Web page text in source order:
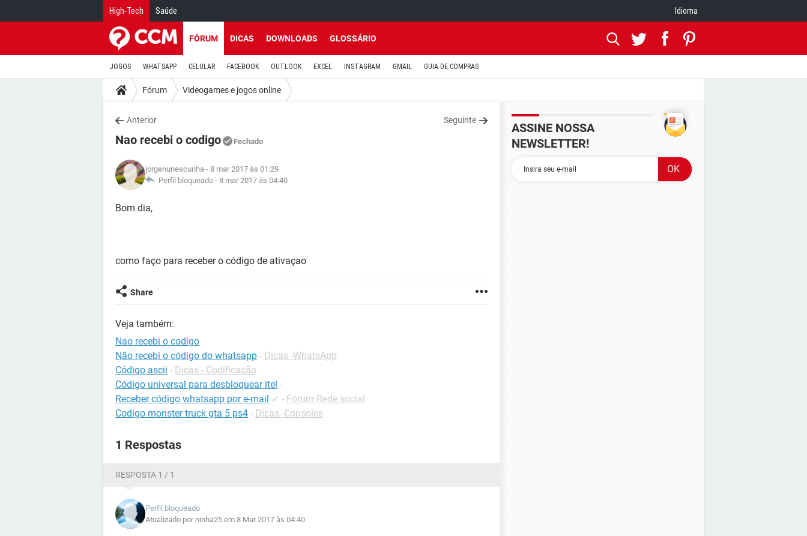
High-Tech Saúde Idioma
FÓRUM DICAS DOWNLOADS GLOSSÁRIO
JOGOS WHATSAPP CELULAR FACEBOOK OUTLOOK EXCEL INSTAGRAM GMAIL GUIA DE COMPRAS
Fórum Videogames e jogos online
Anterior Seguinte
Nao recebi o codigo Fechado
jorgenunescunha - 8 mar 2017 às 01:29
Perfil bloqueado - 8 mar 2017 às 04:40
Bom dia,
como faço para receber o código de ativaçao
Share
Veja também:
Nao recebi o codigo
Não recebi o código do whatsapp - Dicas -WhatsApp
Código ascii - Dicas - Codificação
Código universal para desbloquear itel -
Receber código whatsapp por e-mail ✓ - Fórum Rede social
Codigo monster truck gta 5 ps4 - Dicas -Consoles
1 Respostas
RESPOSTA 1 / 1
Perfil bloqueado
Atualizado por ninha25 em 8 Mar 2017 às 04:40
ASSINE NOSSA
NEWSLETTER!